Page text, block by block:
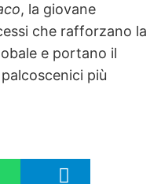
, la giovane
che rafforzano la
e portano il
più